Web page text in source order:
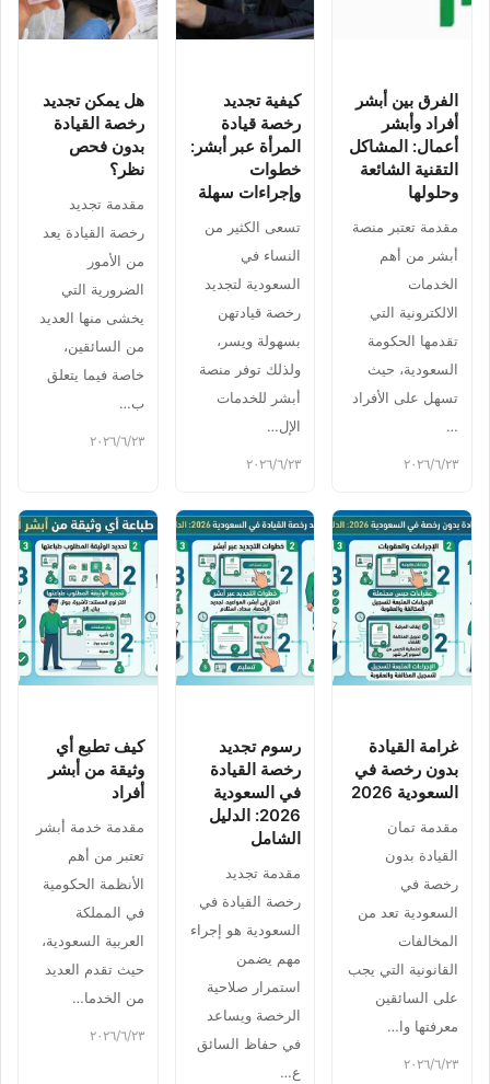
الفرق بين أبشر
أفراد وأبشر
أعمال: المشاكل
التقنية الشائعة
وحلولها
مقدمة تعتبر منصة
أبشر من أهم
الخدمات
الالكترونية التي
تقدمها الحكومة
السعودية، حيث
تسهل على الأفراد
…
٢٣‏/٦‏/٢٠٢٦
كيفية تجديد
رخصة قيادة
المرأة عبر أبشر:
خطوات
وإجراءات سهلة
تسعى الكثير من
النساء في
السعودية لتجديد
رخصة قيادتهن
بسهولة ويسر،
ولذلك توفر منصة
أبشر للخدمات
الإل…
٢٣‏/٦‏/٢٠٢٦
هل يمكن تجديد
رخصة القيادة
بدون فحص
نظر؟
مقدمة تجديد
رخصة القيادة يعد
من الأمور
الضرورية التي
يخشى منها العديد
من السائقين،
خاصة فيما يتعلق
ب…
٢٣‏/٦‏/٢٠٢٦
غرامة القيادة
بدون رخصة في
السعودية 2026
مقدمة تمان
القيادة بدون
رخصة في
السعودية تعد من
المخالفات
القانونية التي يجب
على السائقين
معرفتها وا…
٢٣‏/٦‏/٢٠٢٦
رسوم تجديد
رخصة القيادة
في السعودية
2026: الدليل
الشامل
مقدمة تجديد
رخصة القيادة في
السعودية هو إجراء
مهم يضمن
استمرار صلاحية
الرخصة ويساعد
في حفاظ السائق
ع…
كيف تطبع أي
وثيقة من أبشر
أفراد
مقدمة خدمة أبشر
تعتبر من أهم
الأنظمة الحكومية
في المملكة
العربية السعودية،
حيث تقدم العديد
من الخدما…
٢٣‏/٦‏/٢٠٢٦